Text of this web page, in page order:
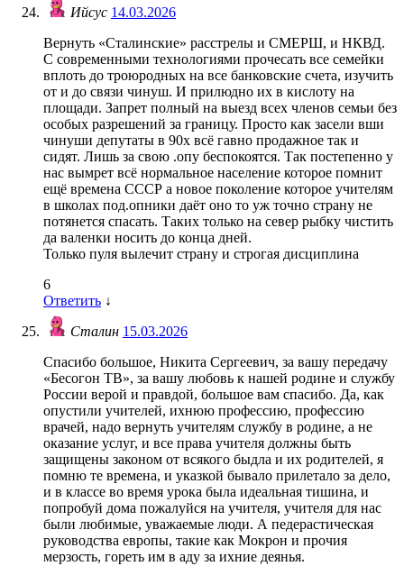
Ийсус 14.03.2026
Вернуть «Сталинские» расстрелы и СМЕРШ, и НКВД.
С современными технологиями прочесать все семейки
вплоть до троюродных на все банковские счета, изучить
от и до связи чинуш. И прилюдно их в кислоту на
площади. Запрет полный на выезд всех членов семьи без
особых разрешений за границу. Просто как засели вши
чинуши депутаты в 90х всё гавно продажное так и
сидят. Лишь за свою .опу беспокоятся. Так постепенно у
нас вымрет всё нормальное население которое помнит
ещё времена СССР а новое поколение которое учителям
в школах под.опники даёт оно то уж точно страну не
потянется спасать. Таких только на север рыбку чистить
да валенки носить до конца дней.
Только пуля вылечит страну и строгая дисциплина
6
Ответить ↓
Сталин 15.03.2026
Спасибо большое, Никита Сергеевич, за вашу передачу
«Бесогон ТВ», за вашу любовь к нашей родине и службу
России верой и правдой, большое вам спасибо. Да, как
опустили учителей, ихнюю профессию, профессию
врачей, надо вернуть учителям службу в родине, а не
оказание услуг, и все права учителя должны быть
защищены законом от всякого быдла и их родителей, я
помню те времена, и указкой бывало прилетало за дело,
и в классе во время урока была идеальная тишина, и
попробуй дома пожалуйся на учителя, учителя для нас
были любимые, уважаемые люди. А педерастическая
руководства европы, такие как Мокрон и прочия
мерзость, гореть им в аду за ихние деянья.